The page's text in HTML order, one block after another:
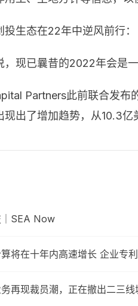
生态在22年中逆风前行：
现已曩昔的2022年会是
Partners此前联合发布
现出了增加趋势，从10.3亿
｜SEA Now
将在十年内高速增长 企业专
务再现裁员潮，正在撤出二三线